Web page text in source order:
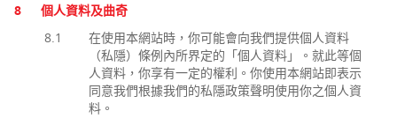
8
個人資料及曲奇
8.1
在使用本網站時，你可能會向我們提供個人資料
（私隱）條例內所界定的「個人資料」。就此等個
人資料，你享有一定的權利。你使用本網站即表示
同意我們根據我們的私隱政策聲明使用你之個人資
料。